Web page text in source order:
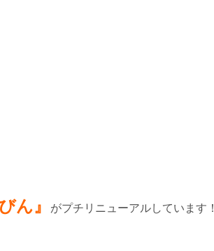
ん』 がプチリニューアルしています！